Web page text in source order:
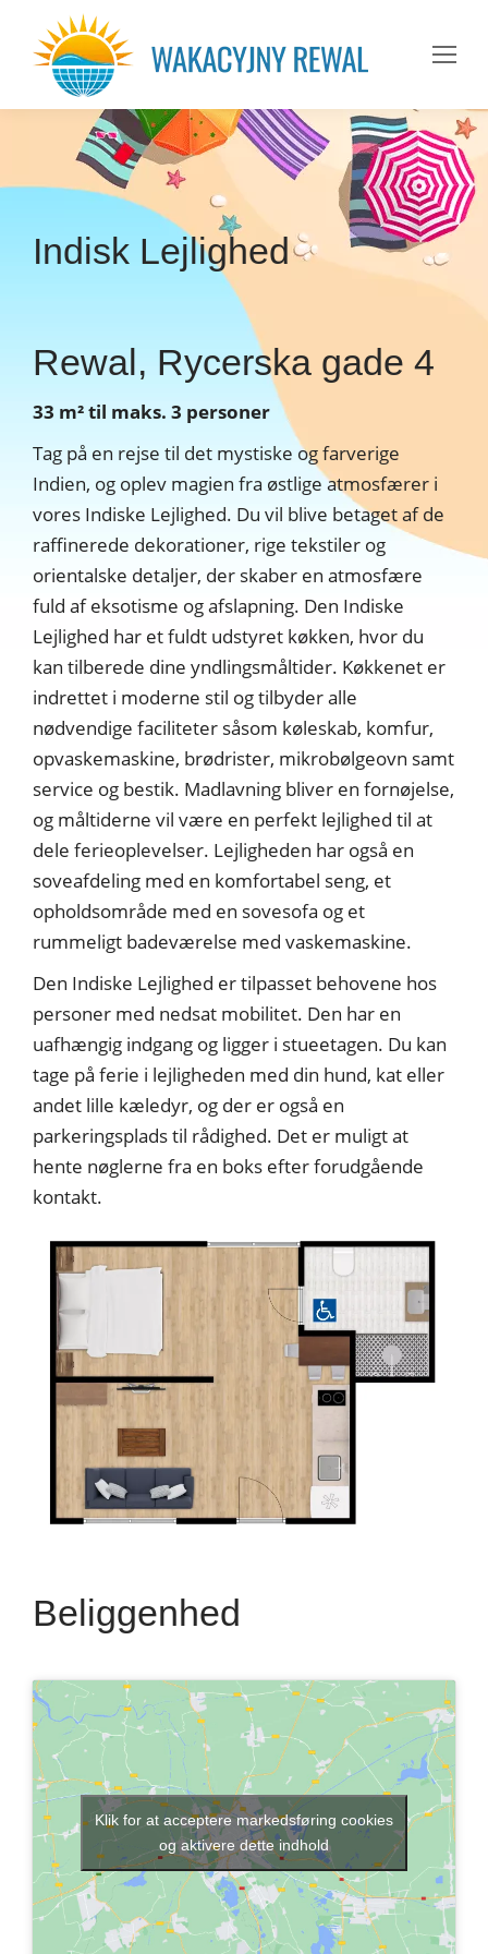
Indisk Lejlighed
Rewal, Rycerska gade 4
33 m² til maks. 3 personer
Tag på en rejse til det mystiske og farverige
Indien, og oplev magien fra østlige atmosfærer i
vores Indiske Lejlighed. Du vil blive betaget af de
raffinerede dekorationer, rige tekstiler og
orientalske detaljer, der skaber en atmosfære
fuld af eksotisme og afslapning. Den Indiske
Lejlighed har et fuldt udstyret køkken, hvor du
kan tilberede dine yndlingsmåltider. Køkkenet er
indrettet i moderne stil og tilbyder alle
nødvendige faciliteter såsom køleskab, komfur,
opvaskemaskine, brødrister, mikrobølgeovn samt
service og bestik. Madlavning bliver en fornøjelse,
og måltiderne vil være en perfekt lejlighed til at
dele ferieoplevelser. Lejligheden har også en
soveafdeling med en komfortabel seng, et
opholdsområde med en sovesofa og et
rummeligt badeværelse med vaskemaskine.
Den Indiske Lejlighed er tilpasset behovene hos
personer med nedsat mobilitet. Den har en
uafhængig indgang og ligger i stueetagen. Du kan
tage på ferie i lejligheden med din hund, kat eller
andet lille kæledyr, og der er også en
parkeringsplads til rådighed. Det er muligt at
hente nøglerne fra en boks efter forudgående
kontakt.
Beliggenhed
Klik for at acceptere markedsføring cookies
og aktivere dette indhold